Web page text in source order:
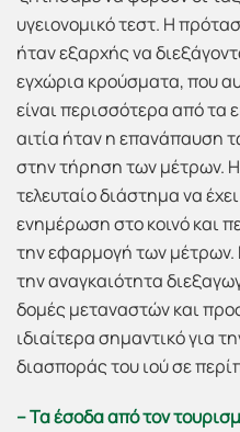
υγειονομικό τεστ. Η
ήταν εξαρχής να
εγχώρια κρούσματα, που
είναι περισσότερα από τα
αιτία ήταν η επανάπαυση
στην τήρηση των μέτρων.
τελευταίο διάστημα να
ενημέρωση στο κοινό και
την εφαρμογή των
την αναγκαιότητα
δομές μεταναστών και
ιδιαίτερα σημαντικό για
διασποράς του ιού σε
– Τα έσοδα από τον